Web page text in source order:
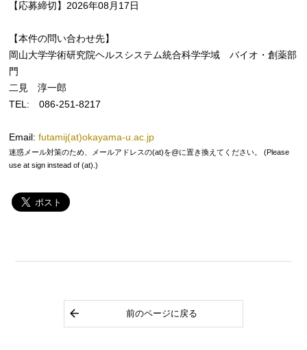
【応募締切】2026年08月17日
【本件の問い合わせ先】
岡山大学学術研究院ヘルスシステム統合科学学域 バイオ・創薬部
門
二見 淳一郎
TEL: 086-251-8217
Email:futamij(at)okayama-u.ac.jp
迷惑メール対策のため、メールアドレスの(at)を@に置き換えてください。 (Please
use at sign instead of (at).)
前のページに戻る